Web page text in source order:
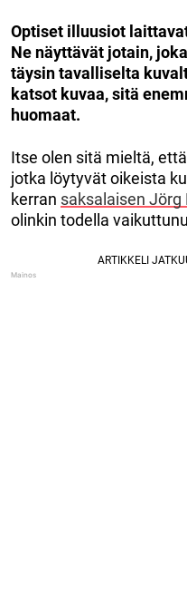
Optiset illuusiot
Ne näyttävät jotain,
täysin tavalliselta
katsot kuvaa, sitä
huomaat.
Itse olen sitä mieltä,
jotka löytyvät oikeista
kerran saksalaisen
olinkin todella